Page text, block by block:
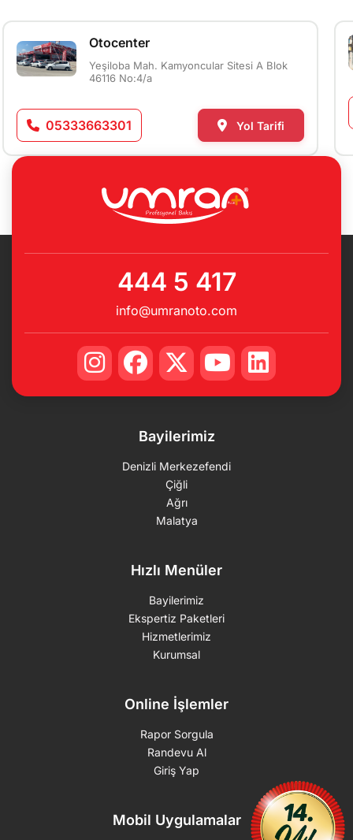
Otocenter
Yeşiloba Mah. Kamyoncular Sitesi A Blok
46116 No:4/a
05333663301 Yol Tarifi
444 5 417
info@umranoto.com
Bayilerimiz
Denizli Merkezefendi
Çiğli
Ağrı
Malatya
Hızlı Menüler
Bayilerimiz
Ekspertiz Paketleri
Hizmetlerimiz
Kurumsal
Online İşlemler
Rapor Sorgula
Randevu Al
Giriş Yap
Mobil Uygulamalar